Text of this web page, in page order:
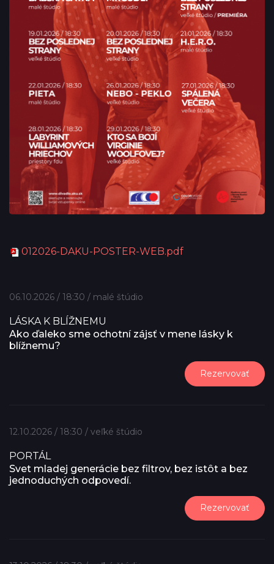
012026-DAKU-POSTER-WEB.pdf
06.10.2026 / 18:30 / malé štúdio
LÁSKA K BLÍŽNEMU
Ako ďaleko sme ochotní zájsť v mene lásky k
blížnemu?
Rezervovať
12.10.2026 / 18:30 / veľké štúdio
PORTÁL
Svet mladej generácie bez filtrov, bez istôt a bez
jednoduchých odpovedí.
Rezervovať